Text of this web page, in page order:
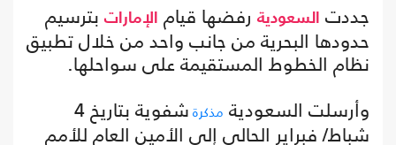
جددت السعودية رفضها قيام الإمارات بترسيم
حدودها البحرية من جانب واحد من خلال تطبيق
نظام الخطوط المستقيمة على سواحلها.
وأرسلت السعودية مذكرة
شفوية بتاريخ 4
شباط/ فبراير الحالي إلى الأمين العام للأمم